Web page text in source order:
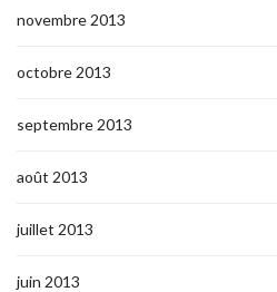
novembre 2013
octobre 2013
septembre 2013
août 2013
juillet 2013
juin 2013